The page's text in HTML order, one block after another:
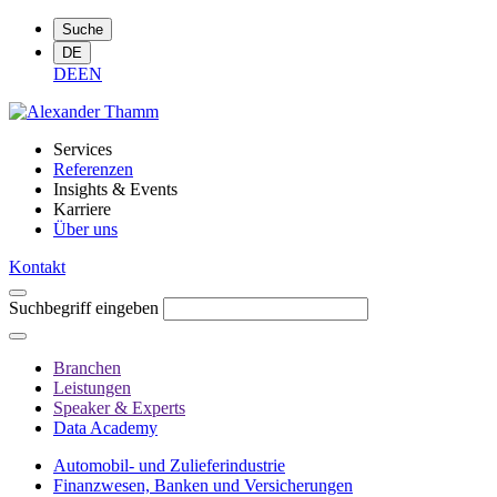
Suche
DE
DEEN
Services
Referenzen
Insights & Events
Karriere
Über uns
Kontakt
Suchbegriff eingeben
Branchen
Leistungen
Speaker & Experts
Data Academy
Automobil- und Zulieferindustrie
Finanzwesen, Banken und Versicherungen